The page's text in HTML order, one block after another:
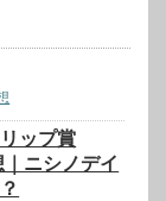
ップ賞
ニシノデイ